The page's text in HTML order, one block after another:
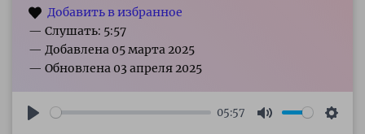
— Слушать: 5:57
05:57
Mute